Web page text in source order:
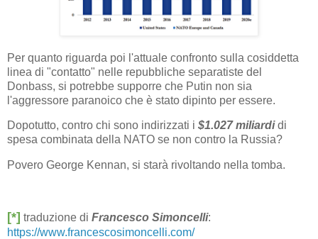
Per quanto riguarda poi l'attuale confronto sulla cosiddetta
linea di "contatto" nelle repubbliche separatiste del
Donbass, si potrebbe supporre che Putin non sia
l'aggressore paranoico che è stato dipinto per essere.
Dopotutto, contro chi sono indirizzati i $1.027 miliardidi
spesa combinata della NATO se non contro la Russia?
Povero George Kennan, si starà rivoltando nella tomba.
[*] traduzione di Francesco Simoncelli:
https://www.francescosimoncelli.com/